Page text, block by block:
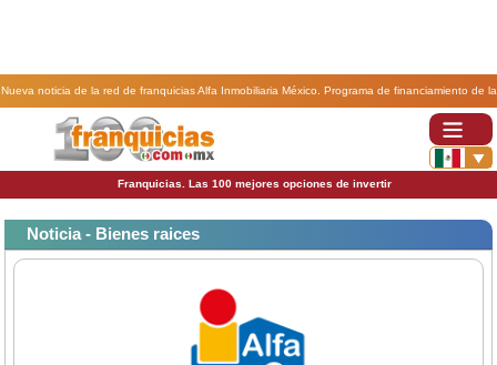
Nueva noticia de la red de franquicias Alfa Inmobiliaria México. Programa de financiamiento de la
red de franquicias Alfa Inmobiliaria.
Franquicias. Las 100 mejores opciones de invertir
Noticia - Bienes raices